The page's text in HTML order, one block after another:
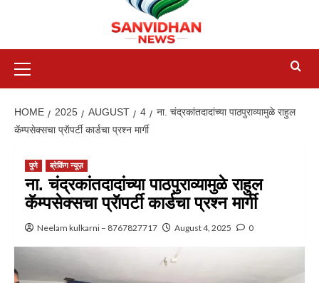
HOME 2025 AUGUST 4
ना. चंद्रकांतदादांच्या पाठपुराव्यामुळे राहुल
कॅम्पसेक्सचा प्रॅापर्टी कार्डचा प्रश्न मार्गी
पुणे ब्रेकिंग न्यूज़
ना. चंद्रकांतदादांच्या पाठपुराव्यामुळे राहुल
कॅम्पसेक्सचा प्रॅापर्टी कार्डचा प्रश्न मार्गी
Neelam kulkarni – 8767827717 August 4, 2025 0